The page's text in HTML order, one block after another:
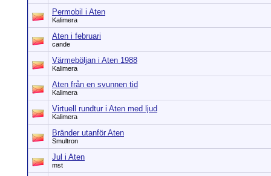
Permobil i Aten
Kalimera
Aten i februari
cande
Värmeböljan i Aten 1988
Kalimera
Aten från en svunnen tid
Kalimera
Virtuell rundtur i Aten med ljud
Kalimera
Bränder utanför Aten
Smultron
Jul i Aten
mst